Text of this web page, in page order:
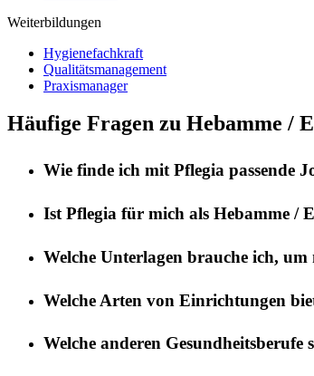
Weiterbildungen
Hygienefachkraft
Qualitätsmanagement
Praxismanager
Häufige Fragen zu Hebamme /
Wie finde ich mitPflegia passende
Ist Pflegia für mich als Hebamme /
Welche Unterlagen brauche ich, um
Welche Arten von Einrichtungen
Welche anderen Gesundheitsberufe